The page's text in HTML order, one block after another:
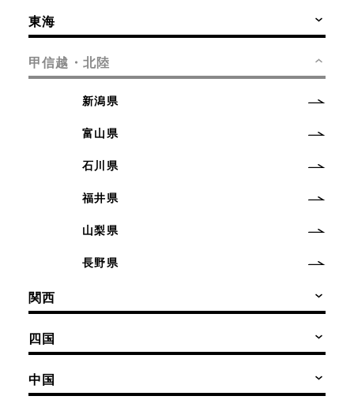
東海
甲信越・北陸
新潟県
富山県
石川県
福井県
山梨県
長野県
関西
四国
中国